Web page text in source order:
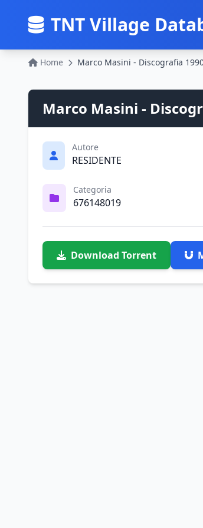
TNT Village
Home Marco Masini - Discografia
Marco Masini -
Autore
RESIDENTE
Categoria
676148019
Download Torrent